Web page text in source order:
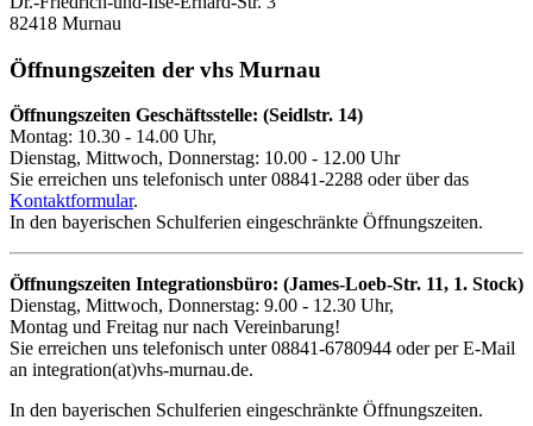
82418 Murnau
Öffnungszeiten der vhs Murnau
Öffnungszeiten Geschäftsstelle: (Seidlstr. 14)
Montag: 10.30 - 14.00 Uhr,
Dienstag, Mittwoch, Donnerstag: 10.00 - 12.00 Uhr
Sie erreichen uns telefonisch unter 08841-2288 oder über das
Kontaktformular.
In den bayerischen Schulferien eingeschränkte Öffnungszeiten.
Öffnungszeiten Integrationsbüro: (James-Loeb-Str. 11, 1. Stock)
Dienstag, Mittwoch, Donnerstag: 9.00 - 12.30 Uhr,
Montag und Freitag nur nach Vereinbarung!
Sie erreichen uns telefonisch unter 08841-6780944 oder per E-Mail
an integration(at)vhs-murnau.de.
In den bayerischen Schulferien eingeschränkte Öffnungszeiten.